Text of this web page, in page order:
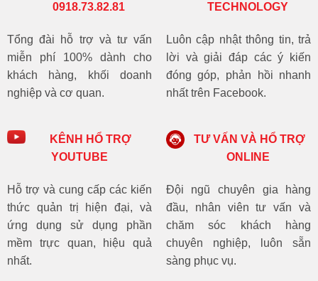
0918.73.82.81
Tổng đài hỗ trợ và tư vấn
miễn phí 100% dành cho
khách hàng, khối doanh
nghiệp và cơ quan.
TECHNOLOGY
Luôn cập nhật thông tin, trả
lời và giải đáp các ý kiến
đóng góp, phản hồi nhanh
nhất trên Facebook.
KÊNH HỔ TRỢ
YOUTUBE
Hỗ trợ và cung cấp các kiến
thức quản trị hiện đại, và
ứng dụng sử dụng phần
mềm trực quan, hiệu quả
nhất.
TƯ VẤN VÀ HỔ TRỢ
ONLINE
Đội ngũ chuyên gia hàng
đầu, nhân viên tư vấn và
chăm sóc khách hàng
chuyên nghiệp, luôn sẵn
sàng phục vụ.